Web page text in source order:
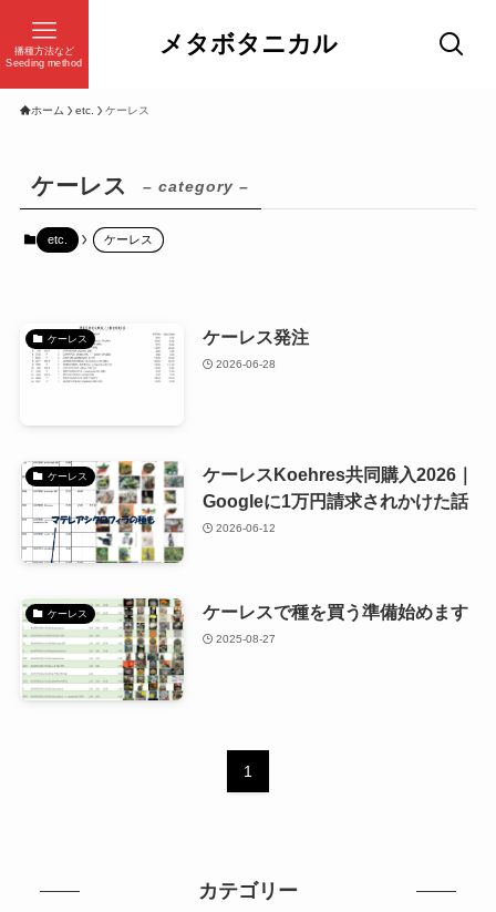
メタボタニカル
播種方法など
Seeding method
ホーム etc. ケーレス
ケーレス – category –
etc. ケーレス
ケーレス ケーレス発注
2026-06-28
ケーレス
ケーレスKoehres共同購入2026｜
Googleに1万円請求されかけた話
2026-06-12
ケーレス ケーレスで種を買う準備始めます
2025-08-27
1
カテゴリー